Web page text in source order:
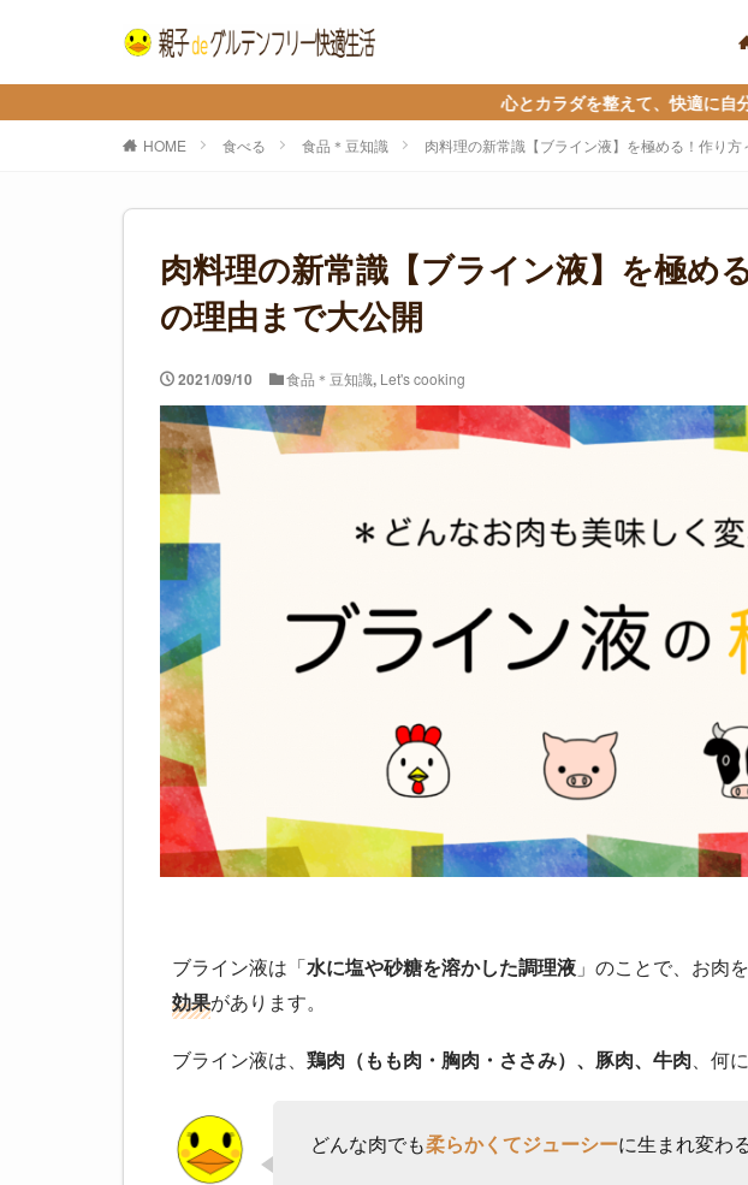
心とカラダを整えて、快適に自分らしく生きる
HOME 食べる 食品＊豆知識 肉料理の新常識【ブライン液】を極める！作り
肉料理の新常識【ブライン液】を極め
の理由まで大公開
2021/09/10 食品＊豆知識, Let's cooking
ブライン液は「水に塩や砂糖を溶かした調理液 」のことで、お肉を
効果があります。
ブライン液は、 鶏肉（もも肉・胸肉・ささみ）、豚肉、牛肉 、何
どんな肉でも柔らかくてジューシーに生まれ変わ